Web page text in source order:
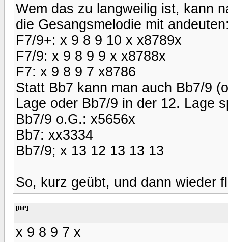
Wem das zu langweilig ist, kann
die Gesangsmelodie mit
F7/9+: x 9 8 9 10 x x8789x
F7/9: x 9 8 9 9 x x8788x
F7: x 9 8 9 7 x8786
Statt Bb7 kann man auch Bb7/9
Lage oder Bb7/9 in der 12. Lage
Bb7/9 o.G.: x5656x
Bb7: xx3334
Bb7/9; x 13 12 13 13 13
So, kurz geübt, und dann wieder
[fliP]
x 9 8 9 7 x